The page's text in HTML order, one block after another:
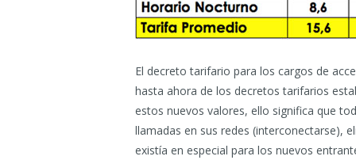
El decreto tarifario para los cargos de
hasta ahora de los decretos tarifarios
estos nuevos valores, ello significa que
llamadas en sus redes (interconectarse),
existía en especial para los nuevos